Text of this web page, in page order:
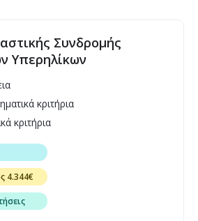
άλλων χωρών της Ευρωπαϊκής
κριτήρια. Προϋπόθεση της
είναι η μίσθωση σε πόλη
του φοιτητή, στην οποία
του δεν έχουν πλήρη κυριότητα
Συνδρομής
Υπερηλίκων
κριτήρια
κριτήρια
4.344€